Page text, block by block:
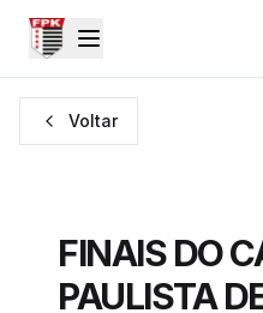
Voltar
FINAIS DO
PAULISTA